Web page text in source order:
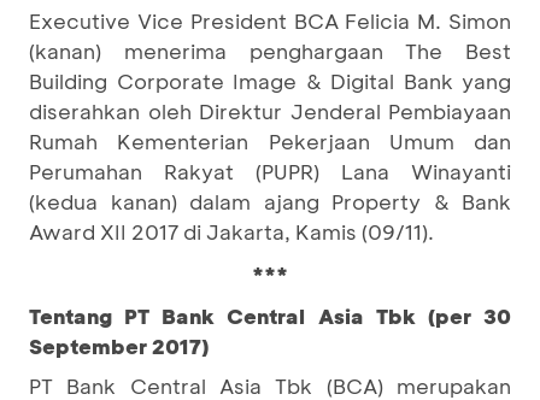
Executive Vice President BCA Felicia M. Simon
(kanan) menerima penghargaan The Best
Building Corporate Image & Digital Bank yang
diserahkan oleh Direktur Jenderal Pembiayaan
Rumah Kementerian Pekerjaan Umum dan
Perumahan Rakyat (PUPR) Lana Winayanti
(kedua kanan) dalam ajang Property & Bank
Award XII 2017 di Jakarta, Kamis (09/11).
***
Tentang PT Bank Central Asia Tbk (per 30
September 2017)
PT Bank Central Asia Tbk (BCA) merupakan